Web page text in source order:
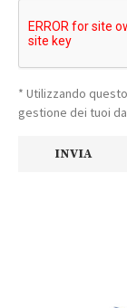
* Utilizzando
gestione dei tuoi